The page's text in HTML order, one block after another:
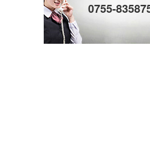
0755-